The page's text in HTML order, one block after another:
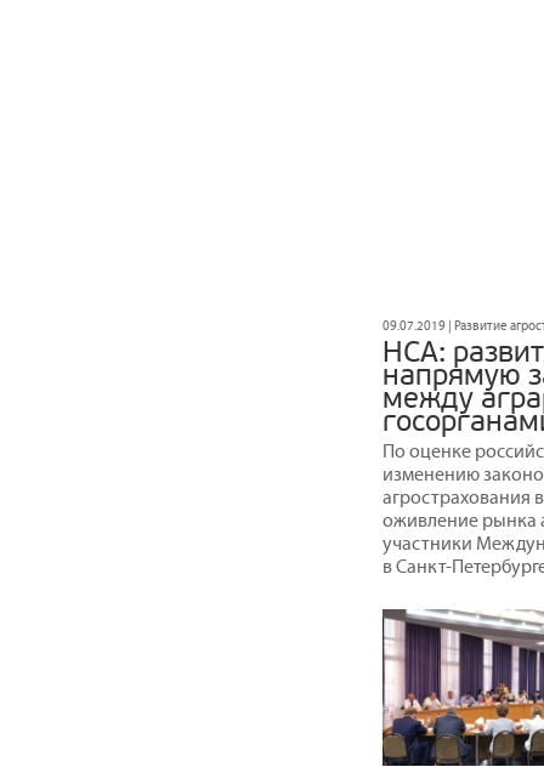
09.07.2019 | Развитие
НСА:
напрямую
между
По оценке
изменению
агрострахования
оживление рынка
участники
в Санкт-